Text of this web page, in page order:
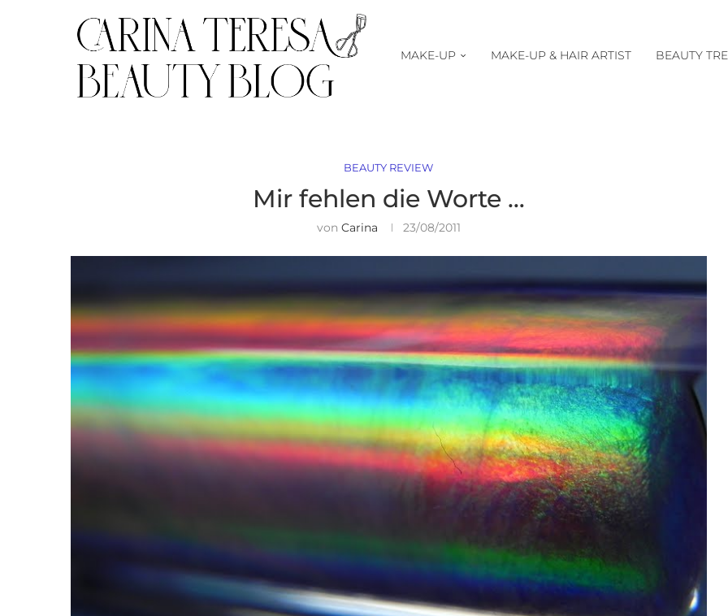
MAKE-UP MAKE-UP & HAIR ARTIST BEAUTY
BEAUTY REVIEW
Mir fehlen die Worte …
von Carina 23/08/2011